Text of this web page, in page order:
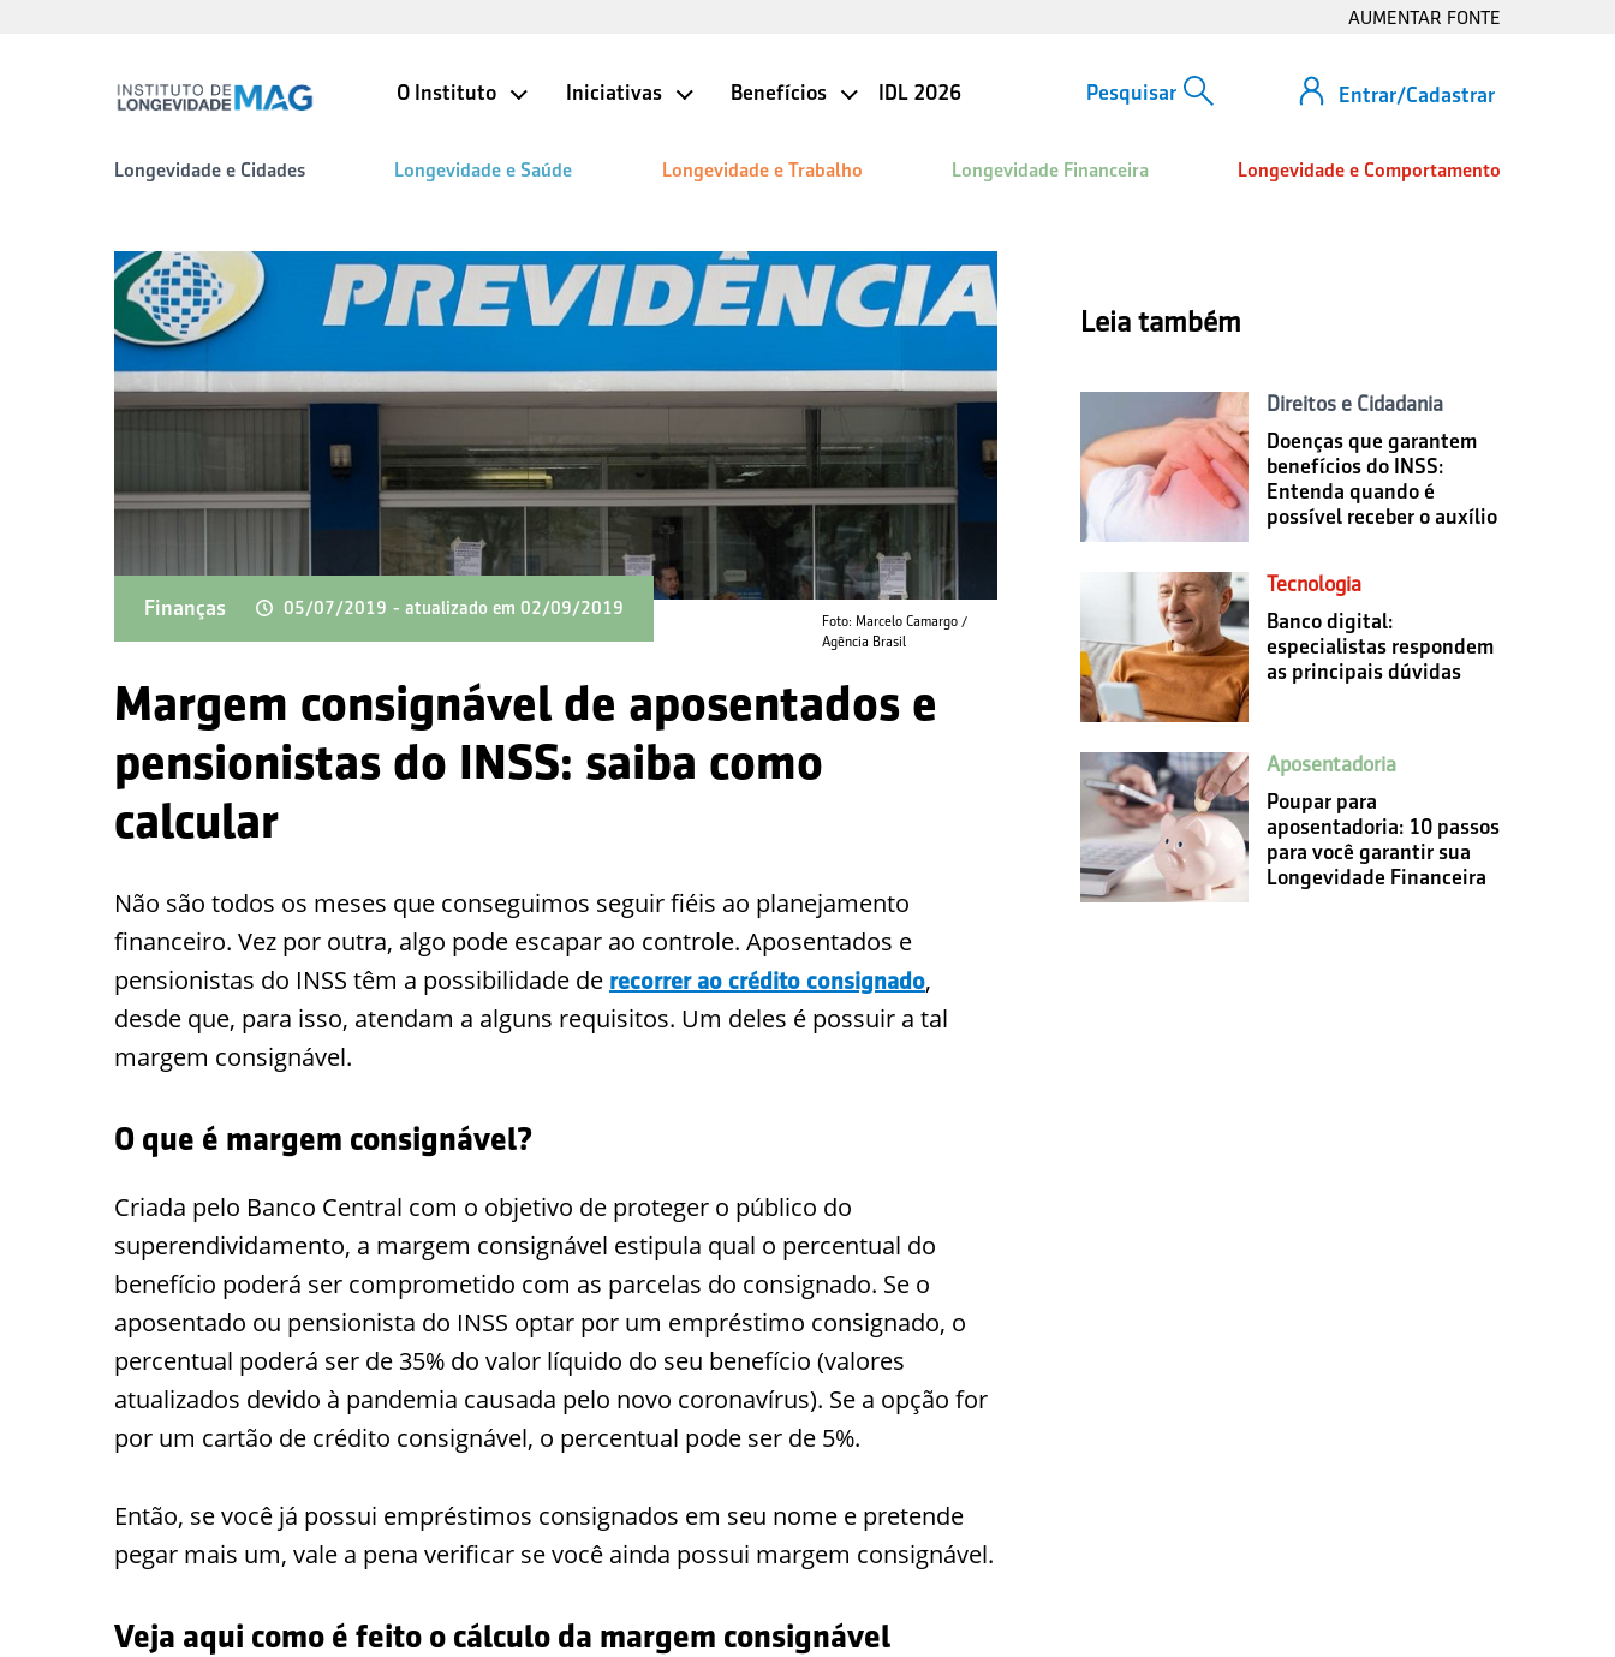
AUMENTAR FONTE
Entrar/Cadastrar
O Instituto Iniciativas Benefícios IDL 2026
Longevidade e Cidades Longevidade e Saúde Longevidade e Trabalho Longevidade Financeira Longevidade e Comportamento
Foto: Marcelo Camargo /
Agência Brasil
Finanças 05/07/2019 - atualizado em 02/09/2019
Margem consignável de aposentados e
pensionistas do INSS: saiba como
calcular
Não são todos os meses que conseguimos seguir fiéis ao planejamento
financeiro. Vez por outra, algo pode escapar ao controle. Aposentados e
pensionistas do INSS têm a possibilidade de recorrer ao crédito consignado,
desde que, para isso, atendam a alguns requisitos. Um deles é possuir a tal
margem consignável.
O que é margem consignável?
Criada pelo Banco Central com o objetivo de proteger o público do
superendividamento, a margem consignável estipula qual o percentual do
benefício poderá ser comprometido com as parcelas do consignado. Se o
aposentado ou pensionista do INSS optar por um empréstimo consignado, o
percentual poderá ser de 35% do valor líquido do seu benefício (valores
atualizados devido à pandemia causada pelo novo coronavírus). Se a opção for
por um cartão de crédito consignável, o percentual pode ser de 5%.
Então, se você já possui empréstimos consignados em seu nome e pretende
pegar mais um, vale a pena verificar se você ainda possui margem consignável.
Veja aqui como é feito o cálculo da margem consignável
Leia também
Direitos e Cidadania
Doenças que garantem
benefícios do INSS:
Entenda quando é
possível receber o auxílio
Tecnologia
Banco digital:
especialistas respondem
as principais dúvidas
Aposentadoria
Poupar para
aposentadoria: 10 passos
para você garantir sua
Longevidade Financeira